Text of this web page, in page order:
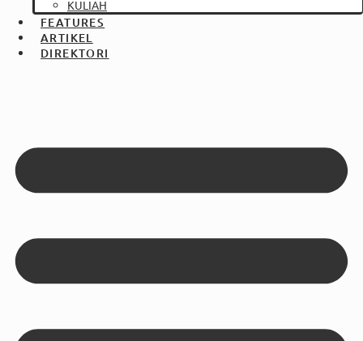
KULIAH
FEATURES
ARTIKEL
DIREKTORI